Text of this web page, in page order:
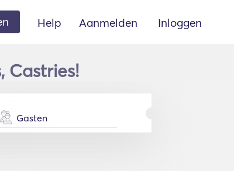
Help Aanmelden Inloggen
Castries!
Gasten